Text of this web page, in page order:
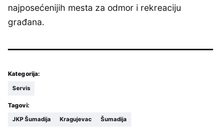
najposećenijih mesta za odmor i rekreaciju
građana.
Kategorija:
Servis
Tagovi:
JKP Šumadija Kragujevac Šumadija